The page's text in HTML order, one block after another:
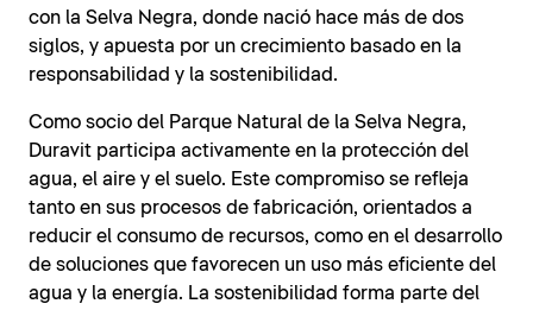
con la Selva Negra, donde nació hace más de dos
siglos, y apuesta por un crecimiento basado en la
responsabilidad y la sostenibilidad.
Como socio del Parque Natural de la Selva Negra,
Duravit participa activamente en la protección del
agua, el aire y el suelo. Este compromiso se refleja
tanto en sus procesos de fabricación, orientados a
reducir el consumo de recursos, como en el desarrollo
de soluciones que favorecen un uso más eficiente del
agua y la energía. La sostenibilidad forma parte del